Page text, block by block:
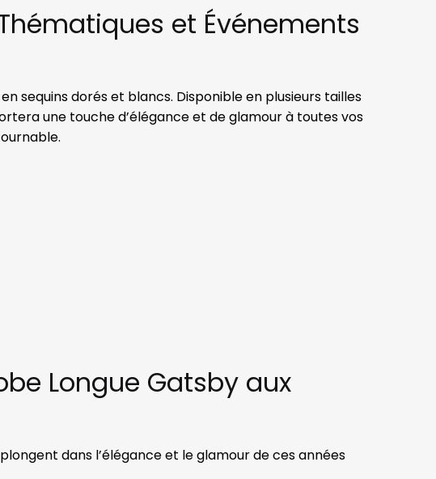
et Événements
sequins dorés et blancs. Disponible en plusieurs tailles
une touche d’élégance et de glamour à toutes vos
Longue Gatsby aux
dans l’élégance et le glamour de ces années